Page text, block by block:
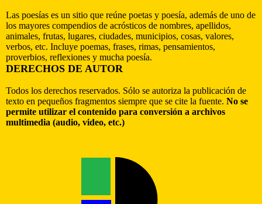
Las poesías es un sitio que reúne poetas y poesía, además de uno de
los mayores compendios de acrósticos de nombres, apellidos,
animales, frutas, lugares, ciudades, municipios, cosas, valores,
verbos, etc. Incluye poemas, frases, rimas, pensamientos,
proverbios, reflexiones y mucha poesía.
DERECHOS DE AUTOR
Todos los derechos reservados. Sólo se autoriza la publicación de
texto en pequeños fragmentos siempre que se cite la fuente. No se
permite utilizar el contenido para conversión a archivos
multimedia (audio, video, etc.)